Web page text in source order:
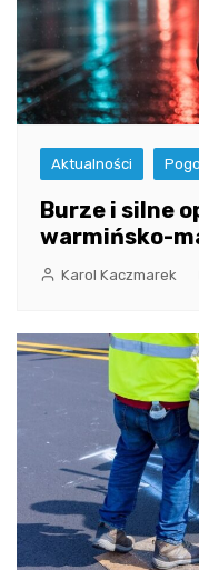
Aktualności
Burze i silne
warmińsko-
Karol Kaczmarek